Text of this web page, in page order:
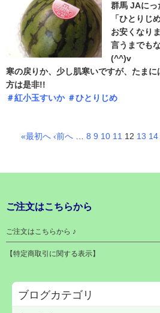
群馬 JAにっ
「ひとりじ
お安くなり
言うまでも
(^^)v
寒の戻りか、少し肌寒いですが、たまに
方は是非!!
＃紅小玉すいか ＃ひとりじめ
«最初へ ‹前へ 8 9 10 11 12 13 14
ご注文はこちらから
ご注文はこちらから ♪
【特定商取引に関する表示】
ブログカテゴリ